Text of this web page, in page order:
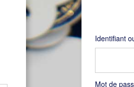
Identifiant
Mot de